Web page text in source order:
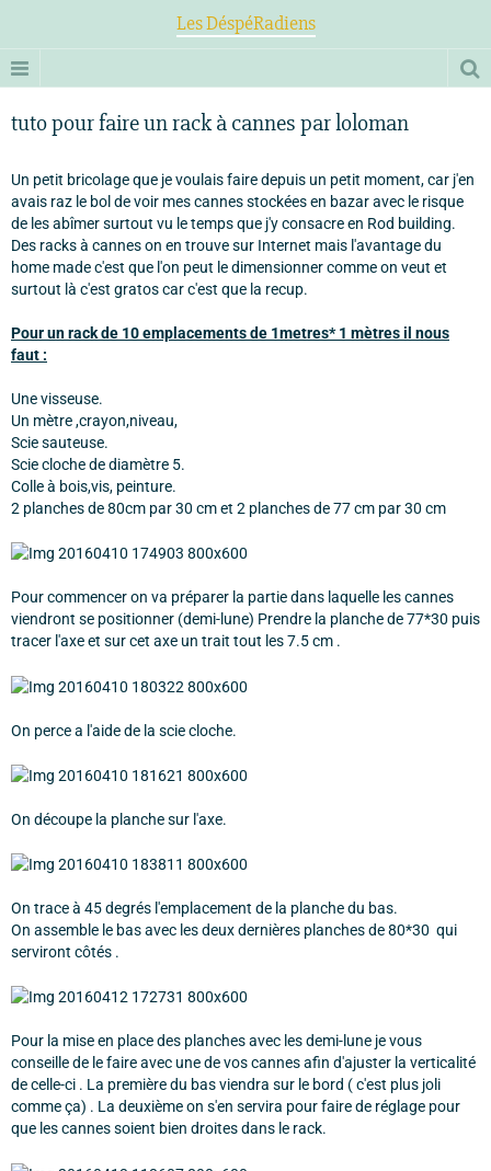
Les DéspéRadiens
tuto pour faire un rack à cannes par loloman
Un petit bricolage que je voulais faire depuis un petit moment, car j'en
avais raz le bol de voir mes cannes stockées en bazar avec le risque
de les abîmer surtout vu le temps que j'y consacre en Rod building.
Des racks à cannes on en trouve sur Internet mais l'avantage du
home made c'est que l'on peut le dimensionner comme on veut et
surtout là c'est gratos car c'est que la recup.
Pour un rack de 10 emplacements de 1metres* 1 mètres il nous
faut :
Une visseuse.
Un mètre ,crayon,niveau,
Scie sauteuse.
Scie cloche de diamètre 5.
Colle à bois,vis, peinture.
2 planches de 80cm par 30 cm et 2 planches de 77 cm par 30 cm
Pour commencer on va préparer la partie dans laquelle les cannes
viendront se positionner (demi-lune) Prendre la planche de 77*30 puis
tracer l'axe et sur cet axe un trait tout les 7.5 cm .
On perce a l'aide de la scie cloche.
On découpe la planche sur l'axe.
On trace à 45 degrés l'emplacement de la planche du bas.
On assemble le bas avec les deux dernières planches de 80*30 qui
serviront côtés .
Pour la mise en place des planches avec les demi-lune je vous
conseille de le faire avec une de vos cannes afin d'ajuster la verticalité
de celle-ci . La première du bas viendra sur le bord ( c'est plus joli
comme ça) . La deuxième on s'en servira pour faire de réglage pour
que les cannes soient bien droites dans le rack.